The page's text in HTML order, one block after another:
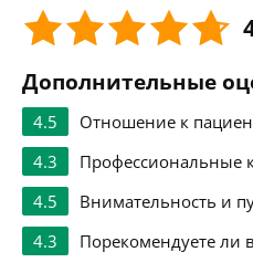
Дополнительные
4.5
Отношение к
4.3
Профессиональные
4.5
Внимательность и
4.3
Порекомендуете ли